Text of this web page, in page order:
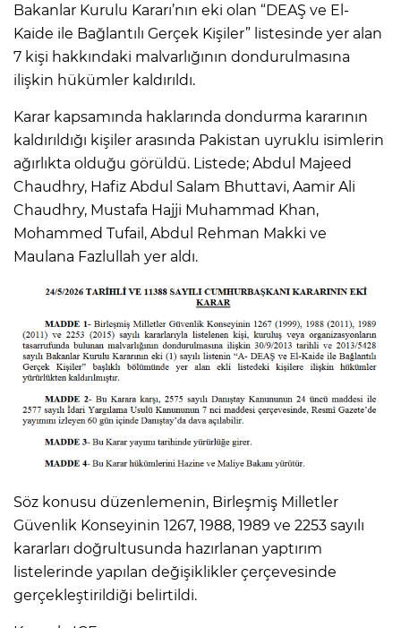
Bakanlar Kurulu Kararı’nın eki olan “DEAŞ ve El-
Kaide ile Bağlantılı Gerçek Kişiler” listesinde yer alan
7 kişi hakkındaki malvarlığının dondurulmasına
ilişkin hükümler kaldırıldı.
Karar kapsamında haklarında dondurma kararının
kaldırıldığı kişiler arasında Pakistan uyruklu isimlerin
ağırlıkta olduğu görüldü. Listede; Abdul Majeed
Chaudhry, Hafiz Abdul Salam Bhuttavi, Aamir Ali
Chaudhry, Mustafa Hajji Muhammad Khan,
Mohammed Tufail, Abdul Rehman Makki ve
Maulana Fazlullah yer aldı.
Söz konusu düzenlemenin, Birleşmiş Milletler
Güvenlik Konseyinin 1267, 1988, 1989 ve 2253 sayılı
kararları doğrultusunda hazırlanan yaptırım
listelerinde yapılan değişiklikler çerçevesinde
gerçekleştirildiği belirtildi.